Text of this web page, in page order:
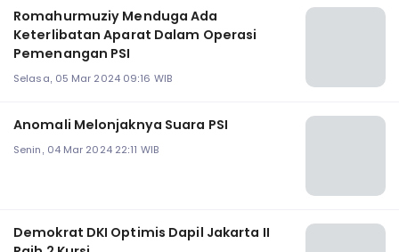
Romahurmuziy Menduga Ada
Keterlibatan Aparat Dalam Operasi
Pemenangan PSI
Selasa, 05 Mar 2024 09:16 WIB
Anomali Melonjaknya Suara PSI
Senin, 04 Mar 2024 22:11 WIB
Demokrat DKI Optimis Dapil Jakarta II